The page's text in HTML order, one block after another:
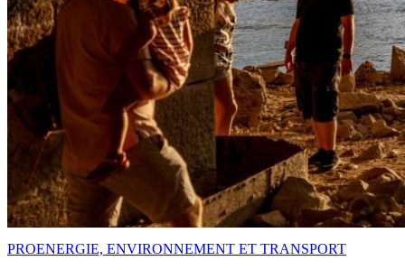
PROENERGIE, ENVIRONNEMENT ET TRANSPORT